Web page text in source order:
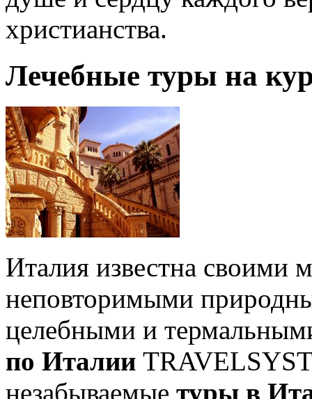
христианства.
Лечебные туры на
Италия известна своими
неповторимыми
целебными и
по Италии
незабываемые туры в